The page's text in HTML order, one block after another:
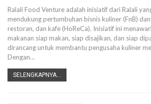
Ralali Food Venture adalah inisiatif dari Ralali
mendukung pertumbuhan bisnis kuliner (FnB)
restoran, dan kafe (HoReCa). Inisiatif ini
makanan siap makan, siap disajikan, dan siap
dirancang untuk membantu pengusaha kuliner
Dengan…
SELENGKAPNYA...